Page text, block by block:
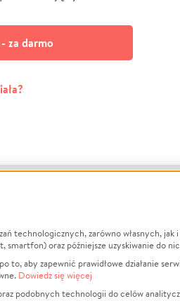
za darmo
to działa?
O nas
Opinie
Raporty
technologicznych, zarówno własnych,
smartfon) oraz późniejsze uzyskiwanie do
aby zapewnić prawidłowe działanie
Dowiedz się więcej
podobnych technologii do celów